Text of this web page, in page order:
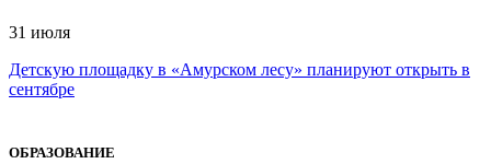
31 июля
Детскую площадку в «Амурском лесу» планируют открыть в
сентябре
ОБРАЗОВАНИЕ